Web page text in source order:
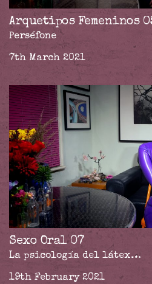
Arquetipos Femeninos
Perséfone
7th March 2021
Sexo Oral 07
La psicología del látex…
19th February 2021